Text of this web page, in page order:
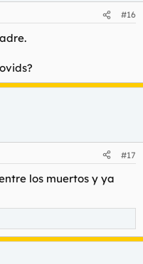
#16
#17
los muertos y ya